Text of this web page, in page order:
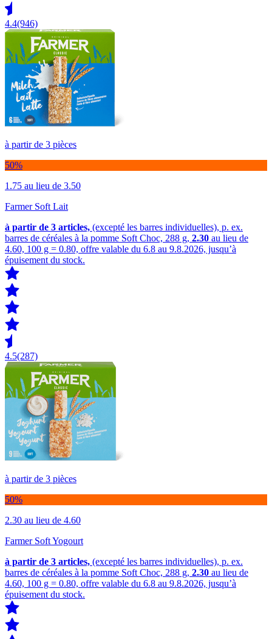
4.4(946)
à partir de 3 pièces
50%
1.75 au lieu de 3.50
Farmer Soft Lait
à partir de 3 articles, (excepté les barres individuelles), p. ex.
barres de céréales à la pomme Soft Choc, 288 g, 2.30 au lieu de
4.60, 100 g = 0.80, offre valable du 6.8 au 9.8.2026, jusqu’à
épuisement du stock.
4.5(287)
à partir de 3 pièces
50%
2.30 au lieu de 4.60
Farmer Soft Yogourt
à partir de 3 articles, (excepté les barres individuelles), p. ex.
barres de céréales à la pomme Soft Choc, 288 g, 2.30 au lieu de
4.60, 100 g = 0.80, offre valable du 6.8 au 9.8.2026, jusqu’à
épuisement du stock.